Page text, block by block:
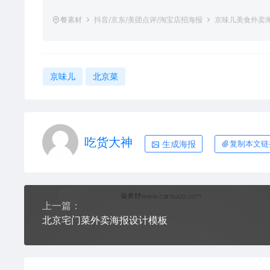
餐素材 抖音/京东/美团点评/淘宝店招海报 京味儿美食外卖
京味儿 北京菜
吃货大神 生成海报 复制本文
上一篇：
北京宅门菜外卖海报设计模板